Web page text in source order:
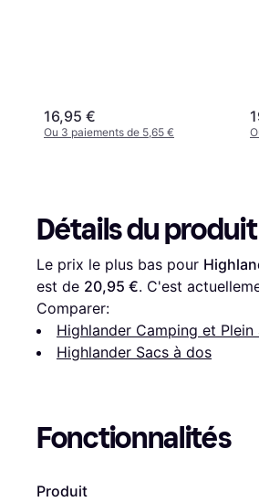
16,95 €
Ou 3 paiements de 5,65 €
Détails du produit
Le prix le plus bas pour
est de 20,95 €. C'est
Comparer:
Highlander Camping et Plein
Highlander Sacs à dos
Fonctionnalités
Produit